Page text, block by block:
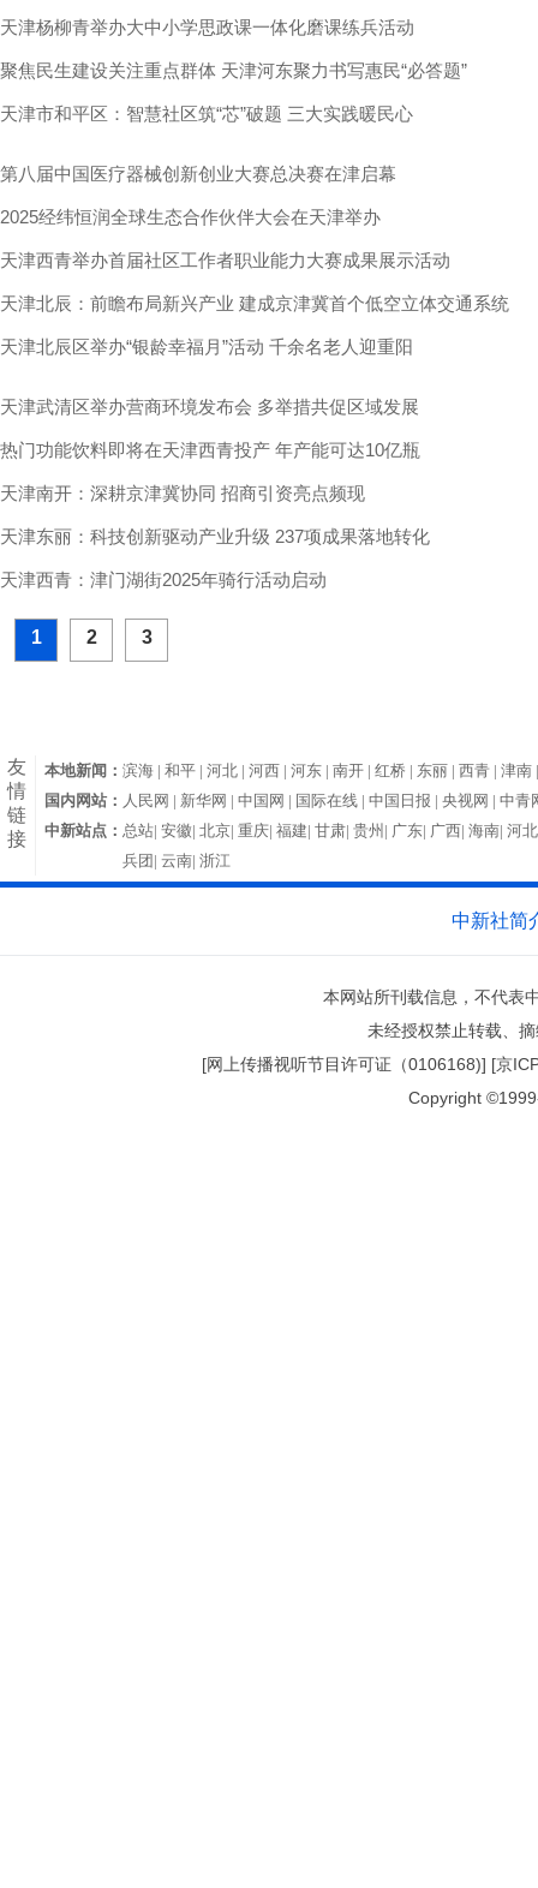
提速
天津杨柳青举办大中小学思政课一体化磨课练兵活动
聚焦民生建设关注重点群体 天津河东聚力书写惠民“必答题”
天津市和平区：智慧社区筑“芯”破题 三大实践暖民心
第八届中国医疗器械创新创业大赛总决赛在津启幕
2025经纬恒润全球生态合作伙伴大会在天津举办
天津西青举办首届社区工作者职业能力大赛成果展示活动
天津北辰：前瞻布局新兴产业 建成京津冀首个低空立体交通系统
天津北辰区举办“银龄幸福月”活动 千余名老人迎重阳
天津武清区举办营商环境发布会 多举措共促区域发展
热门功能饮料即将在天津西青投产 年产能可达10亿瓶
天津南开：深耕京津冀协同 招商引资亮点频现
天津东丽：科技创新驱动产业升级 237项成果落地转化
天津西青：津门湖街2025年骑行活动启动
1 2 3
友
情
链
接
本地新闻： 滨海 |和平 |河北 |河西 |河东 |南开 |红桥 | 东丽 |西青 |津南
国内网站： 人民网 | 新华网 |中国网 | 国际在线 |中国日报 |央视网 |中青
中新站点： 总站|安徽|北京|重庆|福建|甘肃|贵州| 广东| 广西|海南|河
兵团|云南|浙江
中新社简
本网站所刊载信息，不代表
未经授权禁止转载、
[网上传播视听节目许可证（0106168)] [京
Copyright